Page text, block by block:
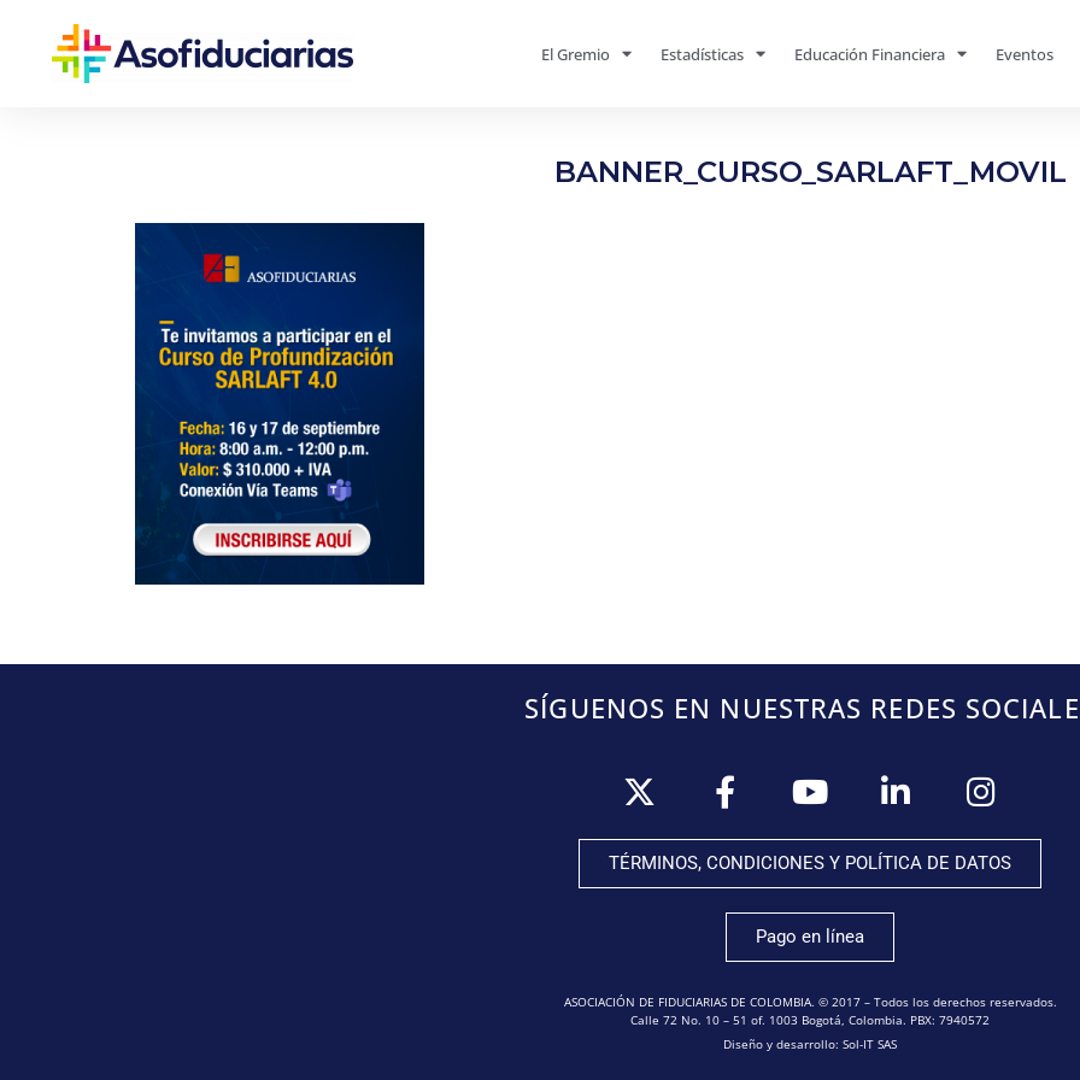
El Gremio Estadísticas Educación Financiera Eventos
BANNER_CURSO_SARLAFT_MOVIL
SÍGUENOS EN NUESTRAS REDES
TÉRMINOS, CONDICIONES Y POLÍTICA DE DATOS
Pago en línea
ASOCIACIÓN DE FIDUCIARIAS DE COLOMBIA. © 2017 – Todos los derechos reservados.
Calle 72 No. 10 – 51 of. 1003 Bogotá, Colombia. PBX: 7940572
Diseño y desarrollo: Sol-IT SAS